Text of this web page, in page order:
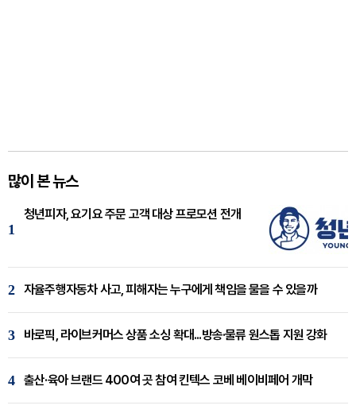
많이 본 뉴스
1
청년피자, 요기요 주문 고객 대상 프로모션 전개
2 자율주행자동차 사고, 피해자는 누구에게 책임을 물을 수 있을까
3 바로픽, 라이브커머스 상품 소싱 확대...방송·물류 원스톱 지원 강화
4 출산·육아 브랜드 400여 곳 참여 킨텍스 코베 베이비페어 개막